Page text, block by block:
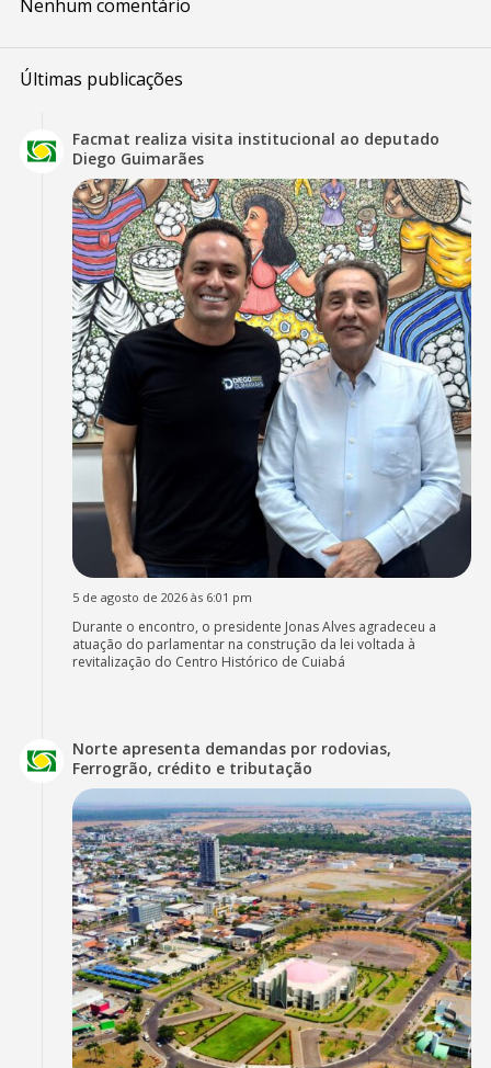
Nenhum comentário
Últimas publicações
Facmat realiza visita institucional ao deputado
Diego Guimarães
5 de agosto de 2026 às 6:01 pm
Durante o encontro, o presidente Jonas Alves agradeceu a
atuação do parlamentar na construção da lei voltada à
revitalização do Centro Histórico de Cuiabá
Norte apresenta demandas por rodovias,
Ferrogrão, crédito e tributação